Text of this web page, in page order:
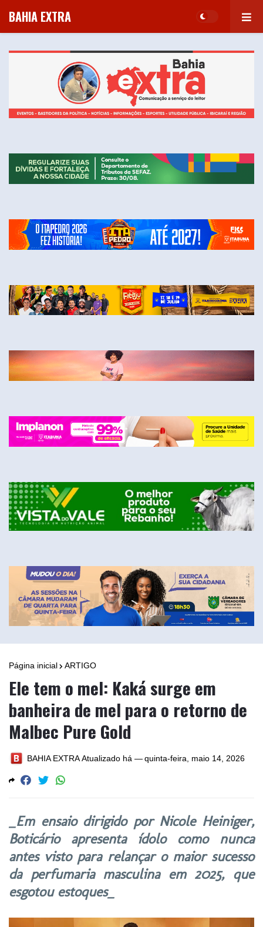
BAHIA EXTRA
Página inicial ARTIGO
Ele tem o mel: Kaká surge em
banheira de mel para o retorno de
Malbec Pure Gold
BAHIA EXTRAAtualizado há —quinta-feira, maio 14, 2026
_Em ensaio dirigido por Nicole Heiniger,
Boticário apresenta ídolo como nunca
antes visto para relançar o maior sucesso
da perfumaria masculina em 2025, que
esgotou estoques_